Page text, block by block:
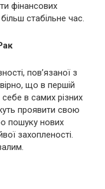
фінансових
стабільне час.
пов’язаної з
що в першій
в самих різних
проявити свою
пошуку нових
захопленості.